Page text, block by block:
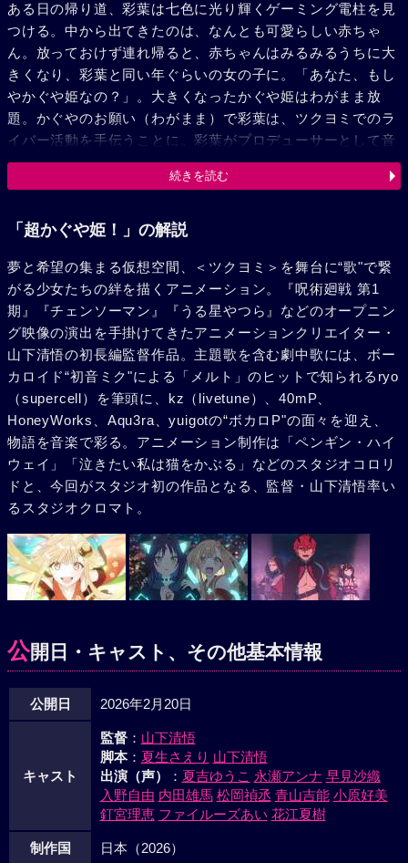
ある日の帰り道、彩葉は七色に光り輝くゲーミング電柱を見
つける。中から出てきたのは、なんとも可愛らしい赤ちゃ
ん。放っておけず連れ帰ると、赤ちゃんはみるみるうちに大
きくなり、彩葉と同い年ぐらいの女の子に。「あなた、もし
やかぐや姫なの？」。大きくなったかぐや姫はわがまま放
題。かぐやのお願い（わがまま）で彩葉は、ツクヨミでのラ
イバー活動を手伝うことに。彩葉がプロデューサーとして音
楽を作り、かぐやがライバーとして歌うことで、二人は少し
ずつ打ち解けていく。かぐやを月へと連れ戻す不吉な影が、
続きを読む
「超かぐや姫！」の解説
夢と希望の集まる仮想空間、＜ツクヨミ＞を舞台に“歌"で繋
がる少女たちの絆を描くアニメーション。『呪術廻戦 第1
期』『チェンソーマン』『うる星やつら』などのオープニン
グ映像の演出を手掛けてきたアニメーションクリエイター・
山下清悟の初長編監督作品。主題歌を含む劇中歌には、ボー
カロイド“初音ミク"による「メルト」のヒットで知られるryo
（supercell）を筆頭に、kz（livetune）、40mP、
HoneyWorks、Aqu3ra、yuigotの“ボカロP"の面々を迎え、
物語を音楽で彩る。アニメーション制作は「ペンギン・ハイ
ウェイ」「泣きたい私は猫をかぶる」などのスタジオコロリ
ドと、今回がスタジオ初の作品となる、監督・山下清悟率い
るスタジオクロマト。
公開日・キャスト、その他基本情報
公開日 2026年2月20日
キャスト
監督： 山下清悟
脚本： 夏生さえり 山下清悟
出演（声）
： 夏吉ゆうこ 永瀬アンナ 早見沙織
入野自由 内田雄馬 松岡禎丞 青山吉能 小原好美
釘宮理恵 ファイルーズあい 花江夏樹
制作国 日本（2026）